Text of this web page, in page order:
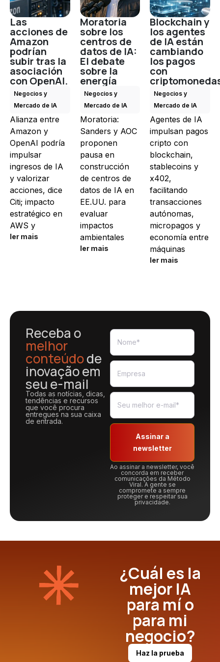
Las
acciones de
Amazon
podrían
subir tras la
asociación
con OpenAI.
Negocios y
Mercado de IA
Alianza entre
Amazon y
OpenAI podría
impulsar
ingresos de IA
y valorizar
acciones, dice
Citi; impacto
estratégico en
AWS y
ler mais
Moratoria
sobre los
centros de
datos de IA:
El debate
sobre la
energía
Negocios y
Mercado de IA
Moratoria:
Sanders y AOC
proponen
pausa en
construcción
de centros de
datos de IA en
EE.UU. para
evaluar
impactos
ambientales
ler mais
Blockchain y
los agentes
de IA están
cambiando
los pagos
con
Negocios y
Mercado de IA
Agentes de IA
impulsan pagos
cripto con
blockchain,
stablecoins y
x402,
facilitando
transacciones
autónomas,
micropagos y
economía entre
máquinas
ler mais
Receba o
melhor
conteúdode
inovação em
seu e-mail
Todas as notícias, dicas,
tendências e recursos
que você procura
entregues na sua caixa
de entrada.
Assinar a
newsletter
Ao assinar a newsletter, você
concorda em receber
comunicações da Método
Viral. A gente se
compromete a sempre
proteger e respeitar sua
privacidade.
¿Cuál es la
mejor IA
para mí o
para mi
negocio?
Haz la prueba